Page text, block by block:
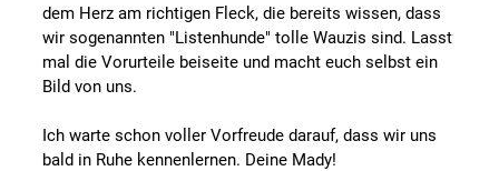
dem Herz am richtigen Fleck, die bereits wissen, dass
wir sogenannten "Listenhunde" tolle Wauzis sind. Lasst
mal die Vorurteile beiseite und macht euch selbst ein
Bild von uns.
Ich warte schon voller Vorfreude darauf, dass wir uns
bald in Ruhe kennenlernen. Deine Mady!